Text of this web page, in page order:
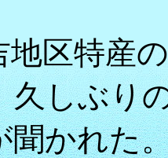
区特産
久しぶり
聞かれた